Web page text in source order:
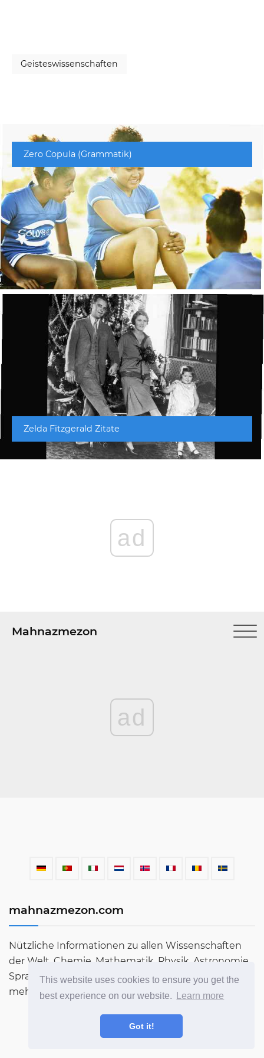
This website uses cookies to ensure you get the
best experience on our website.
Learn more
Got it!
Geisteswissenschaften
Zero Copula (Grammatik)
Zelda Fitzgerald Zitate
ad
Mahnazmezon
ad
mahnazmezon.com
Nützliche Informationen zu allen Wissenschaften
der Welt. Chemie, Mathematik, Physik, Astronomie,
Sprachen, Literatur und vieles mehr. Erfahren Sie
mehr über die Welt in unserem Blog!